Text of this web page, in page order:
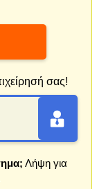
σας!
Λήψη για